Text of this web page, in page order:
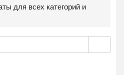
для всех категорий и